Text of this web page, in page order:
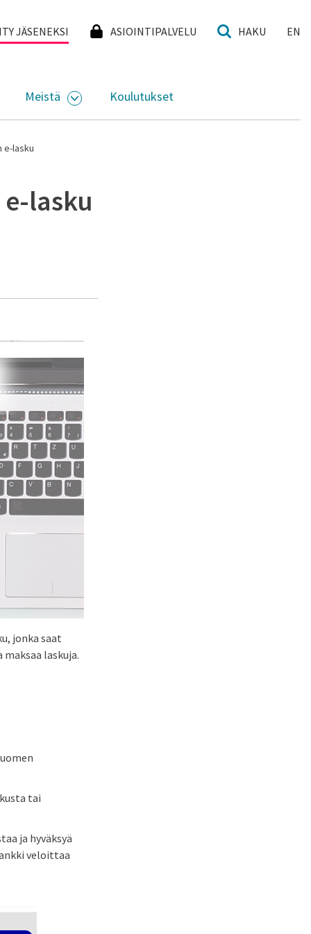
JÄSENEKSI ASIOINTIPALVELU HAKU EN
ALASIVUJEN VALIKKO
Meistä
AVAA ALASIVUJEN VALIKKO
Koulutukset
e-lasku
lasku
jonka saat
laskuja.
tai
ja hyväksyä
veloittaa